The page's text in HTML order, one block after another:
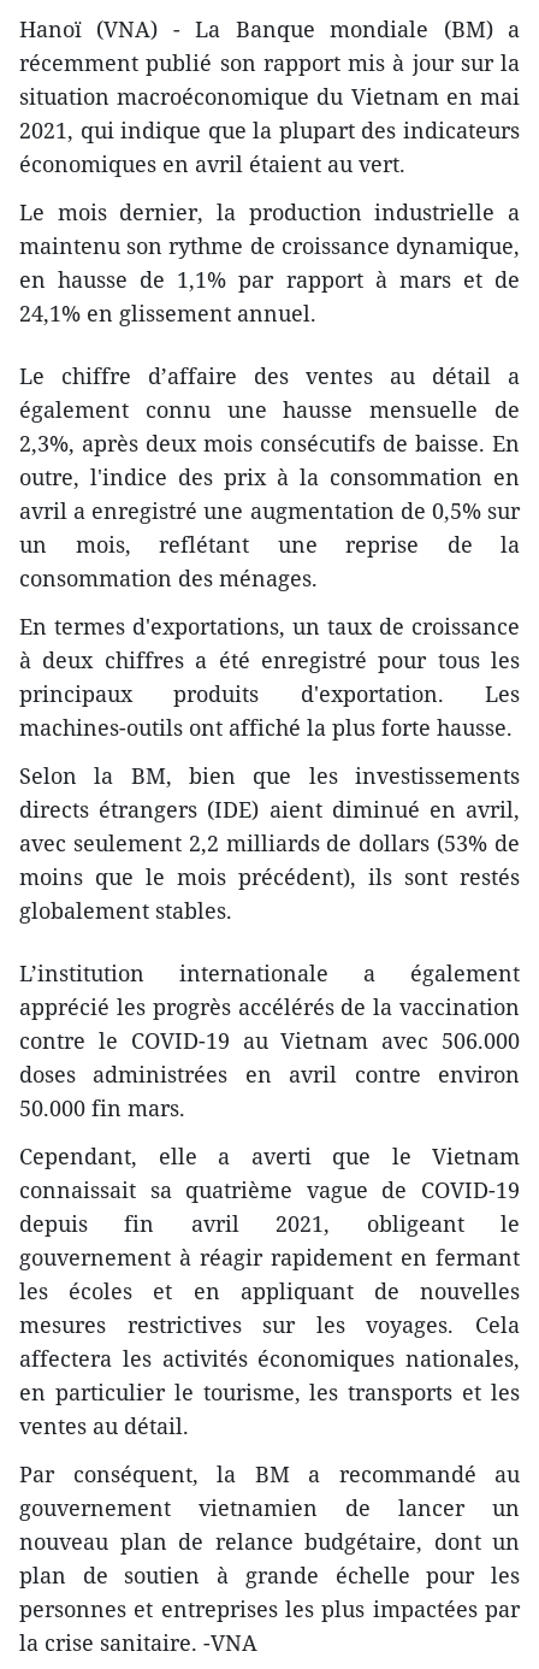
Hanoï (VNA) - La Banque mondiale (BM) a
récemment publié son rapport mis à jour sur la
situation macroéconomique du Vietnam en mai
2021, qui indique que la plupart des indicateurs
économiques en avril étaient au vert.
Le mois dernier, la production industrielle a
maintenu son rythme de croissance dynamique,
en hausse de 1,1% par rapport à mars et de
24,1% en glissement annuel.
Le chiffre d’affaire des ventes au détail a
également connu une hausse mensuelle de
2,3%, après deux mois consécutifs de baisse. En
outre, l'indice des prix à la consommation en
avril a enregistré une augmentation de 0,5% sur
un mois, reflétant une reprise de la
consommation des ménages.
En termes d'exportations, un taux de croissance
à deux chiffres a été enregistré pour tous les
principaux produits d'exportation. Les
machines-outils ont affiché la plus forte hausse.
Selon la BM, bien que les investissements
directs étrangers (IDE) aient diminué en avril,
avec seulement 2,2 milliards de dollars (53% de
moins que le mois précédent), ils sont restés
globalement stables.
L’institution internationale a également
apprécié les progrès accélérés de la vaccination
contre le COVID-19 au Vietnam avec 506.000
doses administrées en avril contre environ
50.000 fin mars.
Cependant, elle a averti que le Vietnam
connaissait sa quatrième vague de COVID-19
depuis fin avril 2021, obligeant le
gouvernement à réagir rapidement en fermant
les écoles et en appliquant de nouvelles
mesures restrictives sur les voyages. Cela
affectera les activités économiques nationales,
en particulier le tourisme, les transports et les
ventes au détail.
Par conséquent, la BM a recommandé au
gouvernement vietnamien de lancer un
nouveau plan de relance budgétaire, dont un
plan de soutien à grande échelle pour les
personnes et entreprises les plus impactées par
la crise sanitaire. -VNA